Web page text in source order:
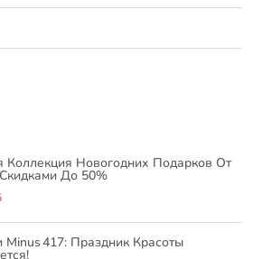
Коллекция Новогодних Подарков От
До 50%
417: Праздник Красоты